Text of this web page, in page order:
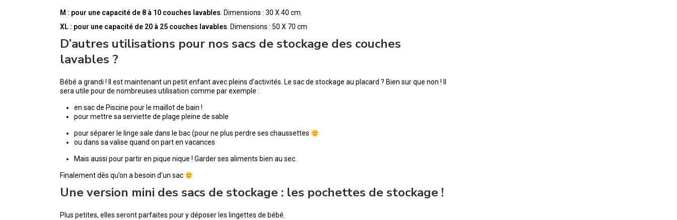
M : pour une capacité de 8 à 10 couches lavables. Dimensions : 30 X 40 cm.
XL : pour une capacité de 20 à 25 couches lavables. Dimensions : 50 X 70 cm
D’autres utilisations pour nos sacs de stockage des couches
lavables ?
Bébé a grandi ! Il est maintenant un petit enfant avec pleins d’activités. Le sac de stockage au placard ? Bien sur que non ! Il
sera utile pour de nombreuses utilisation comme par exemple :
en sac de Piscine pour le maillot de bain !
pour mettre sa serviette de plage pleine de sable
pour séparer le linge sale dans le bac (pour ne plus perdre ses chaussettes
ou dans sa valise quand on part en vacances
Mais aussi pour partir en pique nique ! Garder ses aliments bien au sec.
Finalement dès qu’on a besoin d’un sac
Une version mini des sacs de stockage : les pochettes de stockage !
Plus petites, elles seront parfaites pour y déposer les lingettes de bébé.